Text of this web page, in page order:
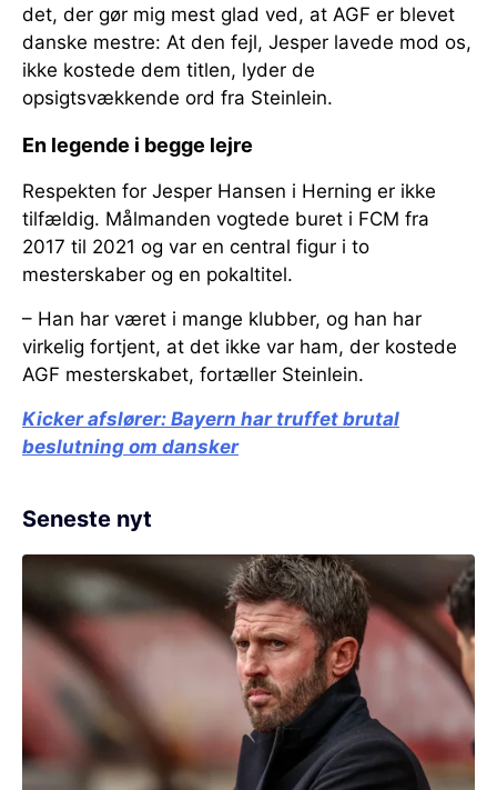
det, der gør mig mest glad ved, at AGF er blevet
danske mestre: At den fejl, Jesper lavede mod os,
ikke kostede dem titlen, lyder de
opsigtsvækkende ord fra Steinlein.
En legende i begge lejre
Respekten for Jesper Hansen i Herning er ikke
tilfældig. Målmanden vogtede buret i FCM fra
2017 til 2021 og var en central figur i to
mesterskaber og en pokaltitel.
– Han har været i mange klubber, og han har
virkelig fortjent, at det ikke var ham, der kostede
AGF mesterskabet, fortæller Steinlein.
Kicker afslører: Bayern har truffet brutal
beslutning om dansker
Seneste nyt